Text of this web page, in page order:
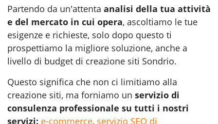
Partendo da un'attenta analisi della tua attività
e del mercato in cui opera, ascoltiamo le tue
esigenze e richieste, solo dopo questo ti
prospettiamo la migliore soluzione, anche a
livello di budget di creazione siti Sondrio.
Questo significa che non ci limitiamo alla
creazione siti, ma forniamo un servizio di
consulenza professionale su tutti i nostri
servizi: e-commerce, servizio SEO di